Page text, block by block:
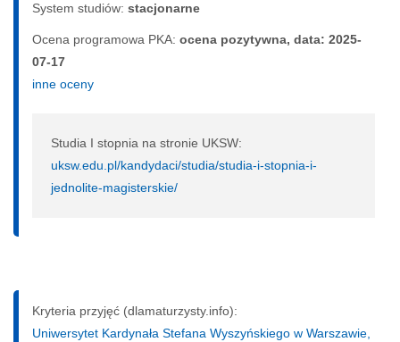
System studiów: sta­cjo­nar­ne
Ocena programowa PKA: ocena pozytywna, data: 2025-
07-17
inne oceny
Studia I stopnia na stronie UKSW:
uksw.edu.pl/kandydaci/studia/studia-i-stopnia-i-
jednolite-magisterskie/
Kryteria przyjęć (dlamaturzysty.info):
Uniwersytet Kardynała Stefana Wyszyńskiego w Warszawie,